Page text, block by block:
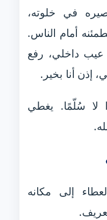
في خلوته،
أمام الناس.
داخلي، رفع
إذن أنا بخير.
لا سُلّمًا. يغطي
إلى مكانه